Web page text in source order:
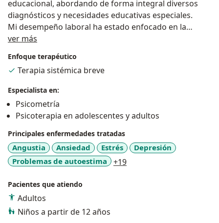
educacional, abordando de forma integral diversos
diagnósticos y necesidades educativas especiales.
Mi desempeño laboral ha estado enfocado en la
evaluación cognitiva (WISC-V y WAIS-IV), terapia floral
bach, mindfulness, sonoterapia y en el trabajo
psicoterapéutico, siendo el principal objetivo de la
consulta psicológica el apoyo en la búsqueda de tu
bienestar a través de un espacio de descubrimiento
que permita trabajar tus recursos personales, en un
ambiente de contención y neutralidad.
Utilizo técnicas desde el modelo de terapia sistémica
breve y herramientas complementarias.
ver más
Enfoque terapéutico
Terapia sistémica breve
Especialista en:
Psicometría
Psicoterapia en adolescentes y adultos
Principales enfermedades tratadas
Angustia Ansiedad Estrés
Depresión
Problemas de autoestima
+19a11y_sr_more_diseases
Pacientes que atiendo
Adultos
Niños a partir de 12 años